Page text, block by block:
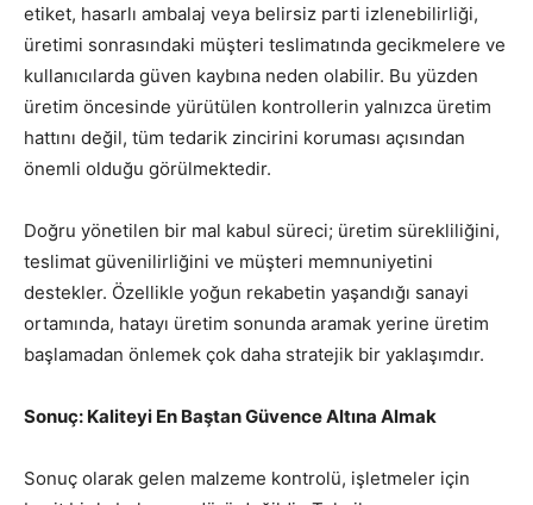
etiket, hasarlı ambalaj veya belirsiz parti izlenebilirliği,
üretimi sonrasındaki müşteri teslimatında gecikmelere ve
kullanıcılarda güven kaybına neden olabilir. Bu yüzden
üretim öncesinde yürütülen kontrollerin yalnızca üretim
hattını değil, tüm tedarik zincirini koruması açısından
önemli olduğu görülmektedir.
Doğru yönetilen bir mal kabul süreci; üretim sürekliliğini,
teslimat güvenilirliğini ve müşteri memnuniyetini
destekler. Özellikle yoğun rekabetin yaşandığı sanayi
ortamında, hatayı üretim sonunda aramak yerine üretim
başlamadan önlemek çok daha stratejik bir yaklaşımdır.
Sonuç: Kaliteyi En Baştan Güvence Altına Almak
Sonuç olarak gelen malzeme kontrolü, işletmeler için